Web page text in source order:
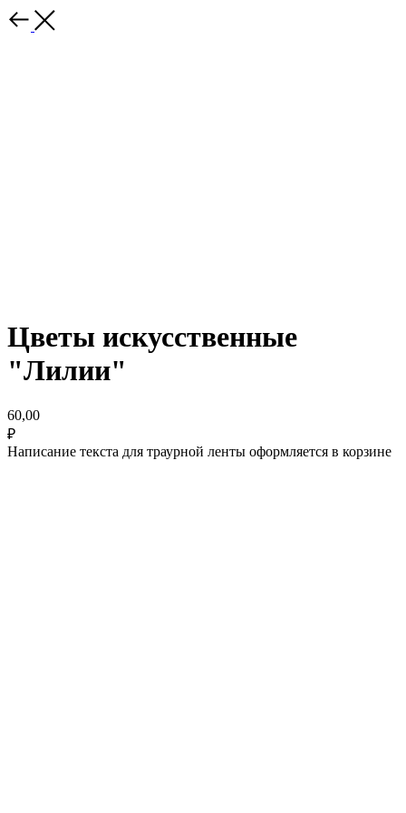
Цветы искусственные
"Лилии"
60,00
₽
Написание текста для траурной ленты оформляется в корзине